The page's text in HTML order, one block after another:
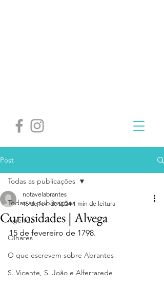
Post
Todas as publicações
Agenda
Olhares
O que escrevem sobre Abrantes
S. Vicente, S. João e Alferrarede
Todas as publicações
Curiosidades | Alvega
notavelabrantes
15 de fev. de 2024 1 min de leitura
15 de fevereiro de 1798.